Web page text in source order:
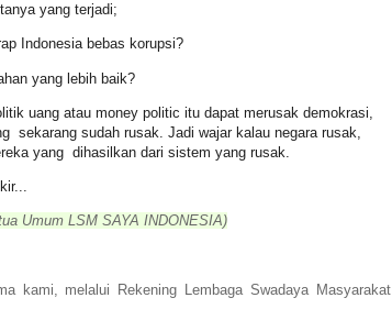
yang terjadi;
Indonesia bebas korupsi?
yang lebih baik?
uang atau money politic itu dapat merusak demokrasi,
sekarang sudah rusak. Jadi wajar kalau negara rusak,
yang dihasilkan dari sistem yang rusak.
Umum LSM SAYA INDONESIA)
kami, melalui Rekening Lembaga Swadaya Masyarakat